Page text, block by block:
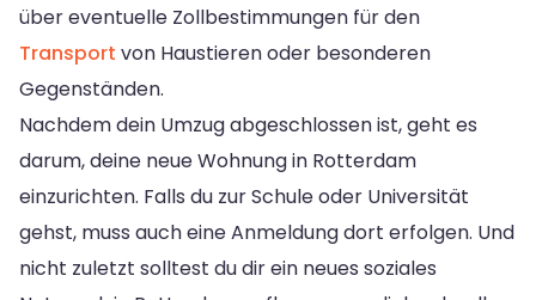
über eventuelle Zollbestimmungen für den
Transport von Haustieren oder besonderen
Gegenständen.
Nachdem dein Umzug abgeschlossen ist, geht es
darum, deine neue Wohnung in Rotterdam
einzurichten. Falls du zur Schule oder Universität
gehst, muss auch eine Anmeldung dort erfolgen. Und
nicht zuletzt solltest du dir ein neues soziales